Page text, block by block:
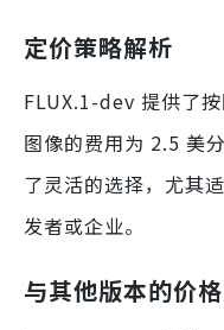
定价策略解析
FLUX.1-dev 提供了
图像的费用为 2.5 美
了灵活的选择，尤其
发者或企业。
与其他版本的价